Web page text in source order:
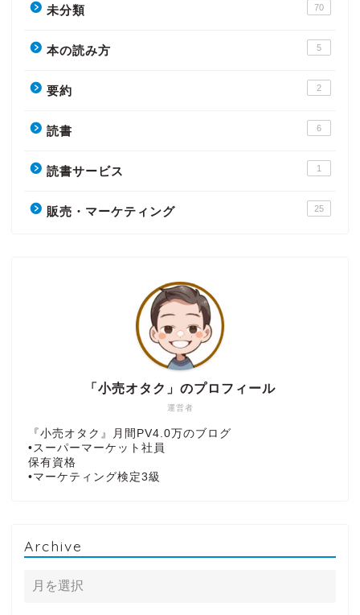
未分類 70
本の読み方 5
要約 2
読書 6
読書サービス 1
販売・マーケティング 25
運営者
「小売オタク」のプロフィール
『小売オタク』月間PV4.0万のブログ
•スーパーマーケット社員
保有資格
•マーケティング検定3級
Archive